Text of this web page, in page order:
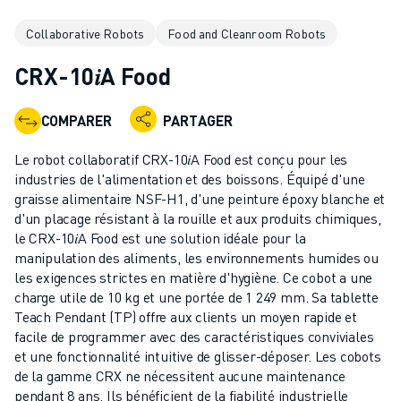
ROBOTS COLLABORATIFS
CONTRÔLEURS DE ROBOTS
ACCESSOIRES POUR ROBOTS
LOGICIEL ROBOT
PRODUITS DE ROBOTIQUE ÉDUCATIVE
AUTOMATISATION DES ROBOTS
ROBOTS DE SOUDAGE À L'ARC
ROBOTS ARTICULÉS
SÉRIE ARC MATE
SÉRIE M-900
ROBOTS DELTA
ROBOTS POUR L'ALIMENTATION ET LES SALLES BLANCHES
ROBOTS DE PEINTURE
ROBOTS PALETTISEURS
Collaborative Robots Food and Cleanroom Robots
CRX-10𝑖A Food
COMPARER PARTAGER
Le robot collaboratif CRX-10𝑖A Food est conçu pour les
industries de l'alimentation et des boissons. Équipé d'une
graisse alimentaire NSF-H1, d'une peinture époxy blanche et
d'un placage résistant à la rouille et aux produits chimiques,
le CRX-10𝑖A Food est une solution idéale pour la
manipulation des aliments, les environnements humides ou
les exigences strictes en matière d'hygiène. Ce cobot a une
charge utile de 10 kg et une portée de 1 249 mm. Sa tablette
Teach Pendant (TP) offre aux clients un moyen rapide et
facile de programmer avec des caractéristiques conviviales
et une fonctionnalité intuitive de glisser-déposer. Les cobots
de la gamme CRX ne nécessitent aucune maintenance
pendant 8 ans. Ils bénéficient de la fiabilité industrielle